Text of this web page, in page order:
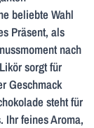
beliebte Wahl
Präsent, als
nach
sorgt für
Geschmack
steht für
Ihr feines Aroma,